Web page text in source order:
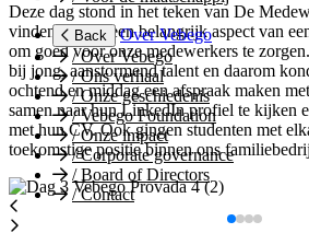
Back
Over Vebego
/Over Vebego
/Ons verhaal
/Onze geschiedenis
/Vebego Foundation
/Onze impact
/Corporate governance
/Board of Directors
/Contact
Deze dag stond in het teken van De
vinden we het een belangrijk aspect van
om goed voor onze medewerkers te
bij jong, aanstormend talent en daarom
ochtend en middag een afspraak maken
samen naar hun LinkedIn profiel te kijken
met hun CV. Ook gingen studenten met
toekomstige positie binnen ons